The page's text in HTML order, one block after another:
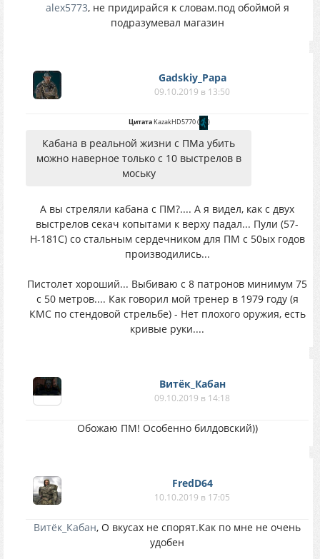
alex5773, не придирайся к словам.под обоймой я
подразумевал магазин
Gadskiy_Papa
09.10.2019 в 13:50
ЦитатаKazakHD5770( )
Кабана в реальной жизни с ПМа убить
можно наверное только с 10 выстрелов в
моську
А вы стреляли кабана с ПМ?.... А я видел, как с двух
выстрелов секач копытами к верху падал... Пули (57-
Н-181С) со стальным сердечником для ПМ с 50ых годов
производились...
Пистолет хороший... Выбиваю с 8 патронов минимум 75
с 50 метров.... Как говорил мой тренер в 1979 году (я
КМС по стендовой стрельбе) - Нет плохого оружия, есть
кривые руки....
Витёк_Кабан
09.10.2019 в 14:18
Обожаю ПМ! Особенно билдовский))
FredD64
10.10.2019 в 17:05
Витёк_Кабан, О вкусах не спорят.Как по мне не очень
удобен